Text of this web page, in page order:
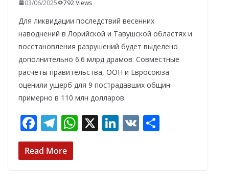
03/06/2025 792 Views
Для ликвидации последствий весенних
наводнений в Лорийской и Тавушской областях и
восстановления разрушений будет выделено
дополнительно 6.6 млрд драмов. Совместные
расчеты правительства, ООН и Евросоюза
оценили ущерб для 9 пострадавших общин
примерно в 110 млн долларов.
F
ac
e
T
el
e
W X Li V
Read More